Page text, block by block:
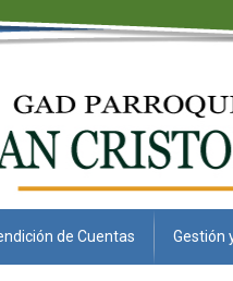
de Cuentas Gestión